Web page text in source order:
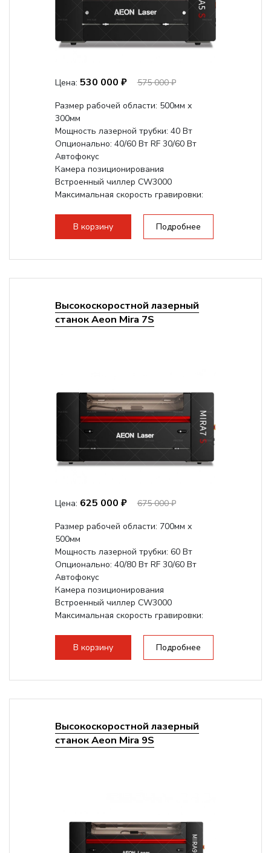
Цена: 530 000 ₽
575 000 ₽
Размер рабочей области: 500мм х
300мм
Мощность лазерной трубки: 40 Вт
Опционально: 40/60 Вт RF 30/60 Вт
Автофокус
Камера позиционирования
Встроенный чиллер CW3000
Максимальная скорость гравировки:
В корзину Подробнее
Высокоскоростной лазерный
станок Aeon Mira 7S
Цена: 625 000 ₽
675 000 ₽
Размер рабочей области: 700мм х
500мм
Мощность лазерной трубки: 60 Вт
Опционально: 40/80 Вт RF 30/60 Вт
Автофокус
Камера позиционирования
Встроенный чиллер CW3000
Максимальная скорость гравировки:
В корзину Подробнее
Высокоскоростной лазерный
станок Aeon Mira 9S